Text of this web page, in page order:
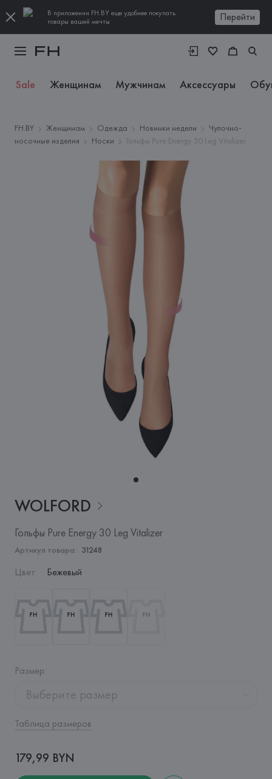
В приложении FH.BY еще удобнее покупать
товары вашей мечты
Перейти
Sale Женщинам Мужчинам Аксессуары
FH.BY Женщинам Одежда Новинки недели
Чулочно-
носочные изделия
Носки Гольфы Pure Energy 30 Leg Vitalizer
WOLFORD
Гольфы Pure Energy 30 Leg Vitalizer
Артикул товара: 31248
Цвет: Бежевый
Размер:
Выберите размер
Таблица размеров
179,99 BYN